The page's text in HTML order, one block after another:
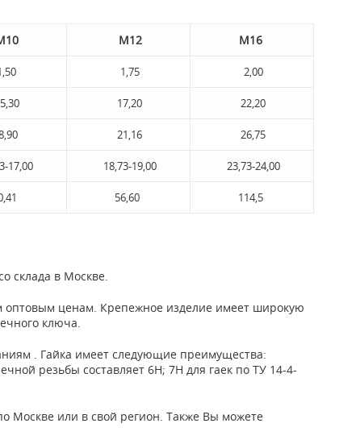
М12 М16
1,75 2,00
17,20 22,20
21,16 26,75
17,00 18,73-19,00 23,73-24,00
56,60 114,5
склада в Москве.
ценам. Крепежное изделие имеет широкую
ключа.
. Гайка имеет следующие преимущества:
резьбы составляет 6Н; 7Н для гаек по ТУ 14-4-
Москве или в свой регион. Также Вы можете